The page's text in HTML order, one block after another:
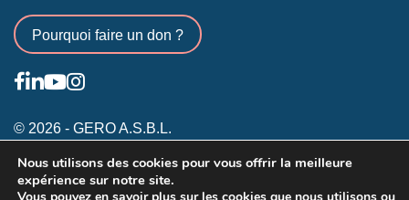
Pourquoi faire un don ?
© 2026 - GERO A.S.B.L.
Conditions générales
Inscription membres existants
Nous utilisons des cookies pour vous offrir la meilleure
expérience sur notre site.